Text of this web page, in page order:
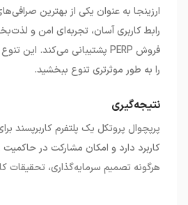
ارزینجا به عنوان یکی از بهترین
فروش PERP پشتیبانی می‌کند. این
را به طور موثرتری تنوع ببخشید.
نتیجه‌گیری
پرپچوال پروتکل یک پلتفرم کاربرپسند
کاربرد دارد و امکان مشارکت در
هرگونه تصمیم سرمایه‌گذاری، تحقیقات